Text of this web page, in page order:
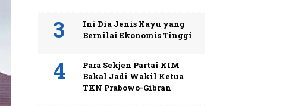
Ini Dia Jenis Kayu yang
Bernilai Ekonomis Tinggi
Para Sekjen Partai KIM
Bakal Jadi Wakil Ketua
TKN Prabowo-Gibran